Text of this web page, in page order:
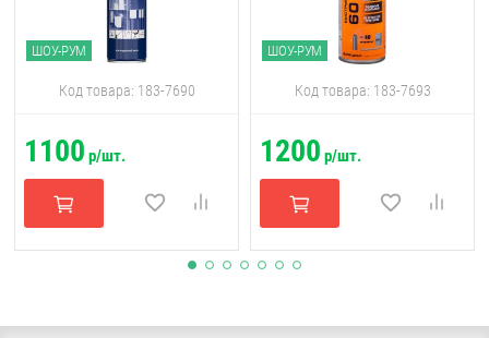
ШОУ-РУМ
Код товара: 183-7690
1100 р/шт.
ШОУ-РУМ
Код товара: 183-7693
1200 р/шт.